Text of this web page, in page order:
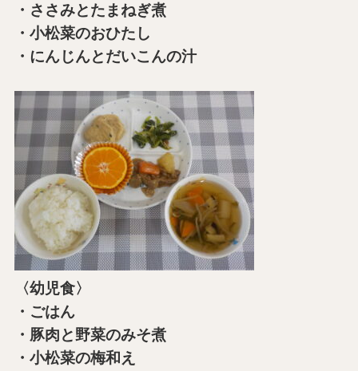
・ささみとたまねぎ煮
・小松菜のおひたし
・にんじんとだいこんの汁
〈幼児食〉
・ごはん
・豚肉と野菜のみそ煮
・小松菜の梅和え